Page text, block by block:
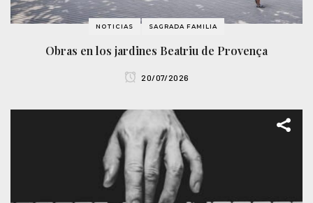
NOTICIAS SAGRADA FAMILIA
Obras en los jardines Beatriu de Provença
20/07/2026